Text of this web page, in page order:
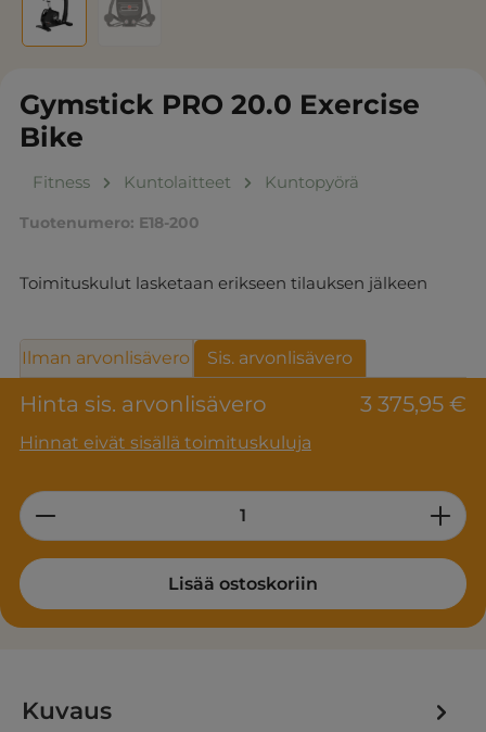
Gymstick PRO 20.0 Exercise
Bike
Fitness Kuntolaitteet Kuntopyörä
Tuotenumero: E18-200
Toimituskulut lasketaan erikseen tilauksen jälkeen
Hinta sis. arvonlisävero 3 375,95 €
Hinnat eivät sisällä toimituskuluja
Ilman arvonlisävero Sis. arvonlisävero
Product Quantity: Enter the desired
Lisää ostoskoriin
Kuvaus